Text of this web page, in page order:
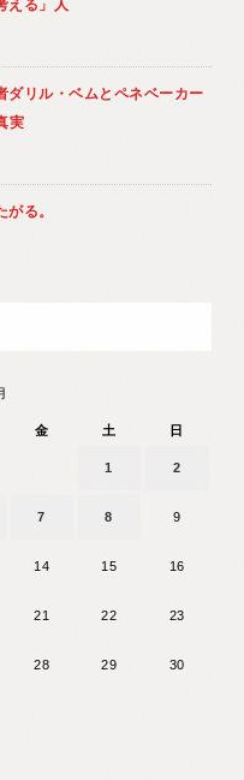
える」人
ダリル・ベムとペネベーカー
実
る。
金 土 日
1 2
7 8 9
14 15 16
21 22 23
28 29 30